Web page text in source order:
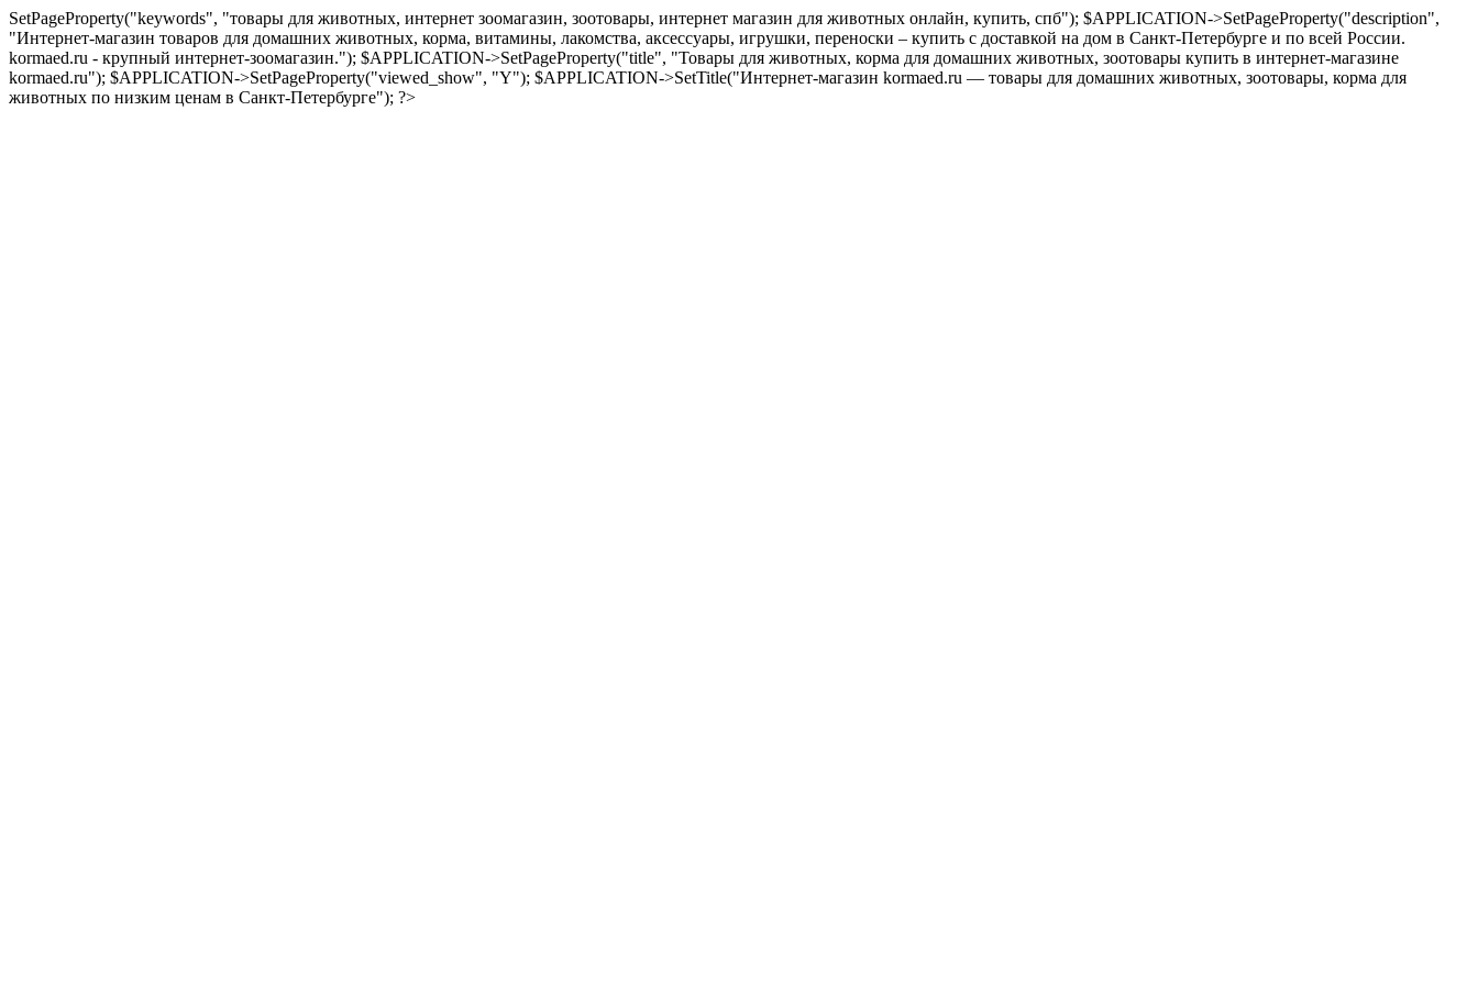
SetPageProperty("keywords", "товары для животных, интернет зоомагазин, зоотовары, интернет магазин для животных онлайн, купить, спб"); $APPLICATION->SetPageProperty("description",
"Интернет-магазин товаров для домашних животных, корма, витамины, лакомства, аксессуары, игрушки, переноски – купить с доставкой на дом в Санкт-Петербурге и по всей России.
kormaed.ru - крупный интернет-зоомагазин."); $APPLICATION->SetPageProperty("title", "Товары для животных, корма для домашних животных, зоотовары купить в интернет-магазине
kormaed.ru"); $APPLICATION->SetPageProperty("viewed_show", "Y"); $APPLICATION->SetTitle("Интернет-магазин kormaed.ru — товары для домашних животных, зоотовары, корма для
животных по низким ценам в Санкт-Петербурге"); ?>